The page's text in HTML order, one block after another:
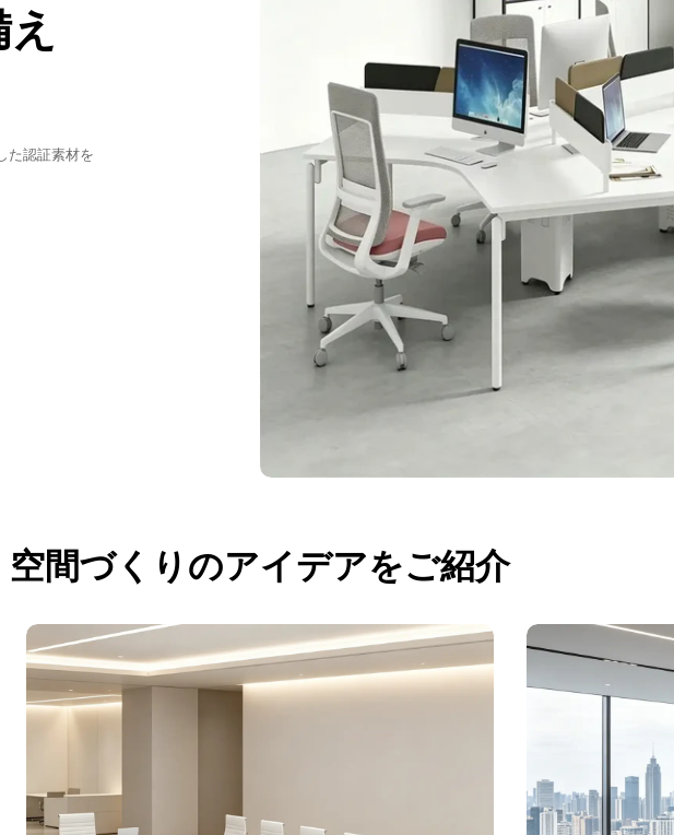
イメー
バリエー
サイ
た認証素材を
空間づくりのアイデアをご紹介